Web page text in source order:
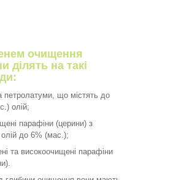
очищення
ділять на такі
петролатуми, що містять до
олій;
парафіни (церини) з
олій до 6% (мас.);
та високоочищені парафіни